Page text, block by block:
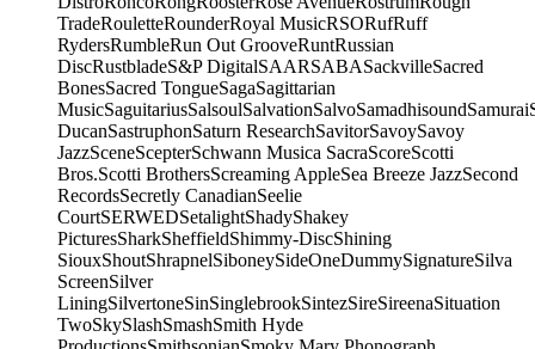
TradeRouletteRounderRoyal MusicRSORufRuff
RydersRumbleRun Out GrooveRuntRussian
DiscRustbladeS&P DigitalSAARSABASackvilleSacred
BonesSacred TongueSagaSagittarian
MusicSaguitariusSalsoulSalvationSalvoSamadhisoundSamurai
DucanSastruphonSaturn ResearchSavitorSavoySavoy
JazzSceneScepterSchwann Musica SacraScoreScotti
Bros.Scotti BrothersScreaming AppleSea Breeze JazzSecond
RecordsSecretly CanadianSeelie
CourtSERWEDSetalightShadyShakey
PicturesSharkSheffieldShimmy-DiscShining
SiouxShoutShrapnelSiboneySideOneDummySignatureSilva
ScreenSilver
LiningSilvertoneSinSinglebrookSintezSireSireenaSituation
TwoSkySlashSmashSmith Hyde